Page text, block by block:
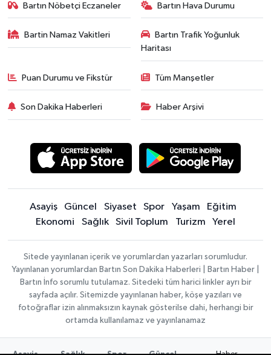
Bartın Nöbetçi Eczaneler Bartın Hava Durumu
Bartin Namaz Vakitleri
Bartın Trafik Yoğunluk
Haritası
Puan Durumu ve Fikstür Tüm Manşetler
Son Dakika Haberleri Haber Arşivi
Asayiş Güncel Siyaset Spor Yaşam
Eğitim
Ekonomi
Sağlık Sivil Toplum Turizm Yerel
Sitede yayınlanan içerik ve yorumlardan yazarları sorumludur.
Yayınlanan yorumlardan Bartın Son Dakika Haberleri | Bartın Haber |
Bartın İnfo sorumlu tutulamaz. Sitedeki tüm harici linkler ayrı bir
sayfada açılır. Sitemizde yayınlanan haber, köşe yazıları ve
fotoğraflar izin alınmaksızın kaynak gösterilse dahi, herhangi bir
ortamda kullanılamaz ve yayınlanamaz